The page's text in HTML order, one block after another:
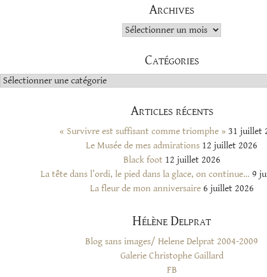
Archives
Archives
Catégories
Catégories
Articles récents
« Survivre est suffisant comme triomphe » 31 juillet
Le Musée de mes admirations 12 juillet 2026
Black foot 12 juillet 2026
La tête dans l’ordi, le pied dans la glace, on continue… 9
La fleur de mon anniversaire 6 juillet 2026
Hélène Delprat
Blog sans images/ Helene Delprat 2004-2009
Galerie Christophe Gaillard
FB